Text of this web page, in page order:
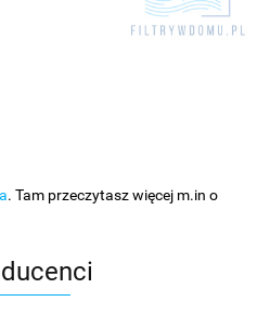
. Tam przeczytasz więcej m.in o